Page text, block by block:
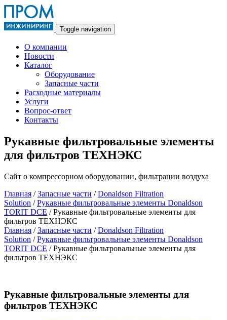
Toggle navigation
О компании
Новости
Каталог
Оборудование
Запасные части
Расходные материалы
Услуги
Вопрос-ответ
Контакты
Рукавные фильтровальные элементы
для фильтров ТЕХНЭКС
Сайт о компрессорном оборудовании, фильтрации воздуха
Главная /Запасные части /Donaldson Filtration
Solution /Рукавные фильтровальные элементы Donaldson
TORIT DCE / Рукавные фильтровальные элементы для
фильтров ТЕХНЭКС
Главная /Запасные части /Donaldson Filtration
Solution /Рукавные фильтровальные элементы Donaldson
TORIT DCE / Рукавные фильтровальные элементы для
фильтров ТЕХНЭКС
Рукавные фильтровальные элементы для
фильтров ТЕХНЭКС